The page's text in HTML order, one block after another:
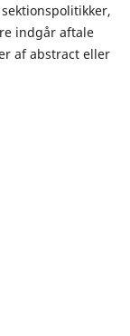
indgår aftale
af abstract eller